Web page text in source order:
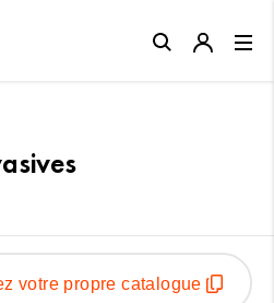
votre propre catalogue
Close